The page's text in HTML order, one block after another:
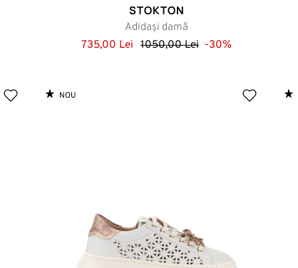
STOKTON
Adidași damă
735,00 Lei 1050,00 Lei -30%
NOU